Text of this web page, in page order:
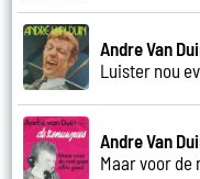
Andre Van
Luister nou
Andre Van
Maar voor de